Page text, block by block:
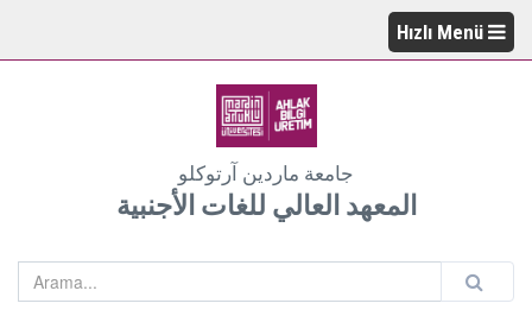
Hızlı Menü
جامعة ماردين آرتوكلو
المعهد العالي للغات الأجنبية